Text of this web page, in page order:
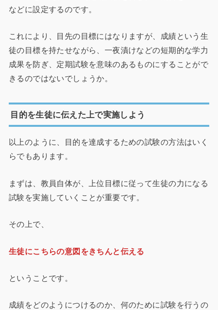
などに設定するのです。
これにより、目先の目標にはなりますが、成績という生
徒の目標を持たせながら、一夜漬けなどの短期的な学力
成果を防ぎ、定期試験を意味のあるものにすることがで
きるのではないでしょうか。
目的を生徒に伝えた上で実施しよう
以上のように、目的を達成するための試験の方法はいく
らでもあります。
まずは、教員自体が、上位目標に従って生徒の力になる
試験を実施していくことが重要です。
その上で、
生徒にこちらの意図をきちんと伝える
ということです。
成績をどのようにつけるのか、何のために試験を行うの